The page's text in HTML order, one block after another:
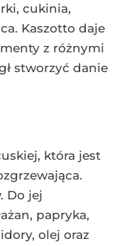
cukinia,
Kaszotto daje
z różnymi
stworzyć danie
która jest
Do jej
papryka,
olej oraz